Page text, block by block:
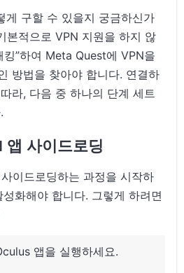
게 구할 수 있을지 궁금하신가
본적으로 VPN 지원을 하지 않
킹”하여 Meta Quest에 VPN을
방법을 찾아야 합니다. 연결하
라, 다음 중 하나의 단계 세트
앱 사이드로딩
이드로딩하는 과정을 시작하
화해야 합니다. 그렇게 하려면
앱을 실행하세요.